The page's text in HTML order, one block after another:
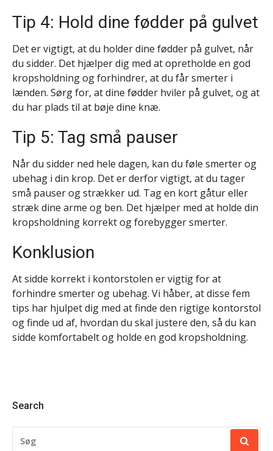
Tip 4: Hold dine fødder på gulvet
Det er vigtigt, at du holder dine fødder på gulvet, når
du sidder. Det hjælper dig med at opretholde en god
kropsholdning og forhindrer, at du får smerter i
lænden. Sørg for, at dine fødder hviler på gulvet, og at
du har plads til at bøje dine knæ.
Tip 5: Tag små pauser
Når du sidder ned hele dagen, kan du føle smerter og
ubehag i din krop. Det er derfor vigtigt, at du tager
små pauser og strækker ud. Tag en kort gåtur eller
stræk dine arme og ben. Det hjælper med at holde din
kropsholdning korrekt og forebygger smerter.
Konklusion
At sidde korrekt i kontorstolen er vigtig for at
forhindre smerter og ubehag. Vi håber, at disse fem
tips har hjulpet dig med at finde den rigtige kontorstol
og finde ud af, hvordan du skal justere den, så du kan
sidde komfortabelt og holde en god kropsholdning.
Search
EFTER: